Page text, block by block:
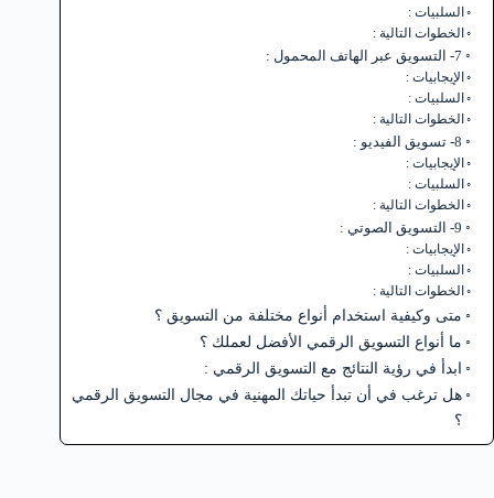
السلبيات :
الخطوات التالية :
7- التسويق عبر الهاتف المحمول :
الإيجابيات :
السلبيات :
الخطوات التالية :
8- تسويق الفيديو :
الإيجابيات :
السلبيات :
الخطوات التالية :
9- التسويق الصوتي :
الإيجابيات :
السلبيات :
الخطوات التالية :
متى وكيفية استخدام أنواع مختلفة من التسويق ؟
ما أنواع التسويق الرقمي الأفضل لعملك ؟
ابدأ في رؤية النتائج مع التسويق الرقمي :
هل ترغب في أن تبدأ حياتك المهنية في مجال التسويق الرقمي
؟